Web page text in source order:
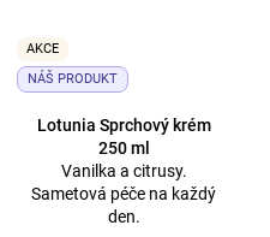
AKCE
NÁŠ PRODUKT
Lotunia Sprchový krém
250 ml
Vanilka a citrusy.
Sametová péče na každý
den.